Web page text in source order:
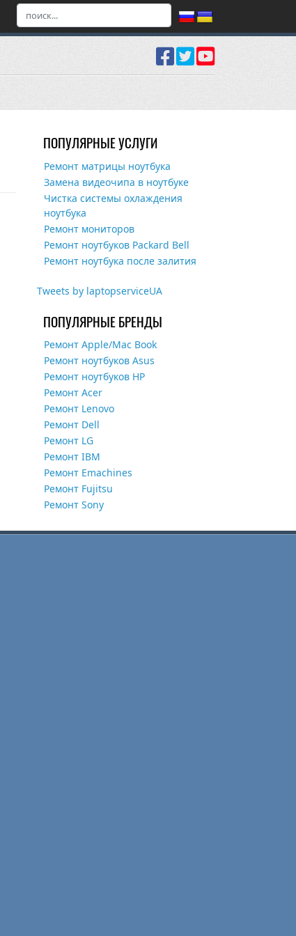
ПОПУЛЯРНЫЕ УСЛУГИ
Ремонт матрицы ноутбука
Замена видеочипа в ноутбуке
Чистка системы охлаждения
ноутбука
Ремонт мониторов
Ремонт ноутбуков Packard Bell
Ремонт ноутбука после залития
Tweets by laptopserviceUA
ПОПУЛЯРНЫЕ БРЕНДЫ
Ремонт Apple/Mac Book
Ремонт ноутбуков Asus
Ремонт ноутбуков HP
Ремонт Acer
Ремонт Lenovo
Ремонт Dell
Ремонт LG
Ремонт IBM
Ремонт Emachines
Ремонт Fujitsu
Ремонт Sony